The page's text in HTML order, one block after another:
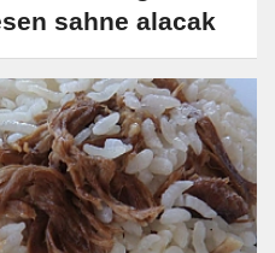
sahne alacak